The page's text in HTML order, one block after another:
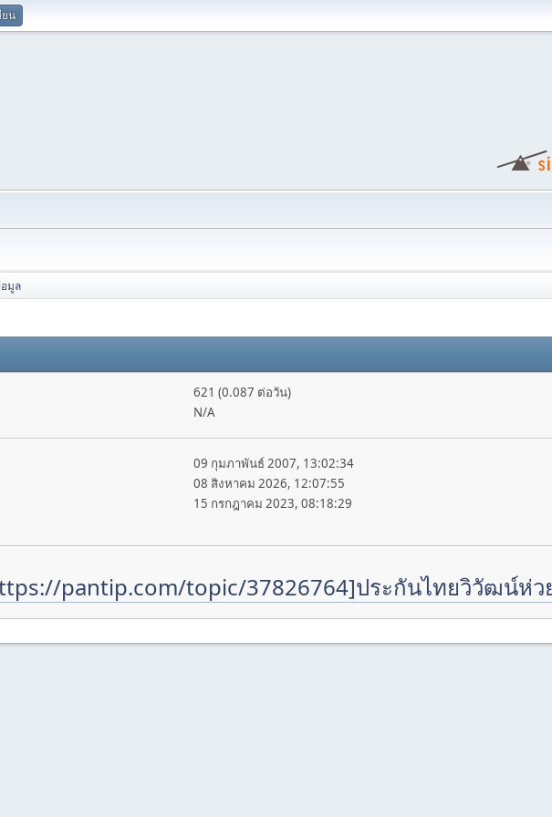
ยน
มูล
621 (0.087 ต่อวัน)
N/A
09 กุมภาพันธ์ 2007, 13:02:34
08 สิงหาคม 2026, 12:07:55
15 กรกฎาคม 2023, 08:18:29
pantip.com/topic/37826764]ประกันไทยวิวัฒน์ห่ว